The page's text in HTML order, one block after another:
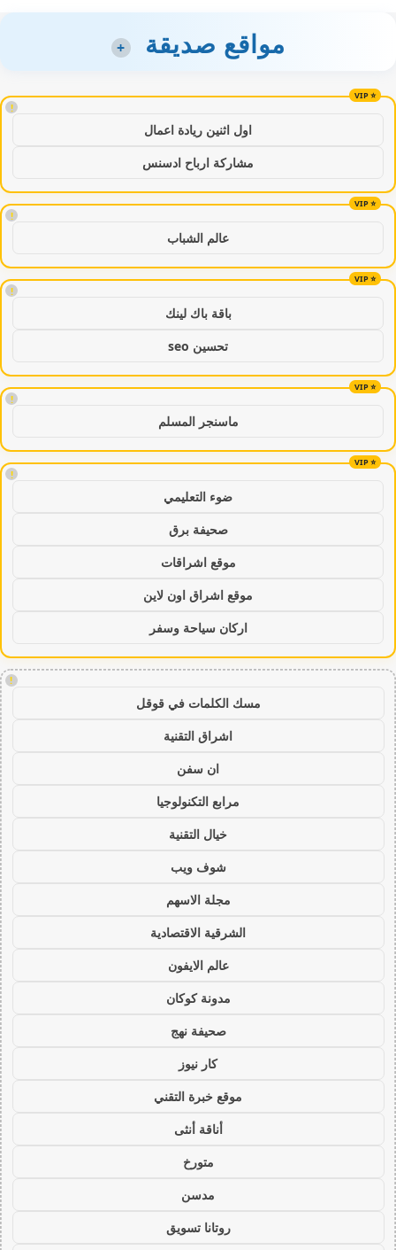
مواقع صديقة +
!
اول اثنين ريادة اعمال
مشاركة ارباح ادسنس
!
عالم الشباب
!
باقة باك لينك
تحسين seo
!
ماسنجر المسلم
!
ضوء التعليمي
صحيفة برق
موقع اشراقات
موقع اشراق اون لاين
اركان سياحة وسفر
!
مسك الكلمات في قوقل
اشراق التقنية
ان سفن
مرابع التكنولوجيا
خيال التقنية
شوف ويب
مجلة الاسهم
الشرقية الاقتصادية
عالم الايفون
مدونة كوكان
صحيفة نهج
كار نيوز
موقع خبرة التقني
أناقة أنثى
متورخ
مدسن
روتانا تسويق